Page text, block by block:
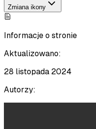
Zmiana ikony
Informacje o stronie
Aktualizowano:
28 listopada 2024
Autorzy: